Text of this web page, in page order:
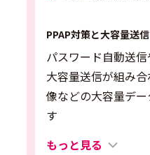
PPAP対策と大容量送信
パスワード自動送信
大容量送信が組み
像などの大容量デ
す
もっと見る